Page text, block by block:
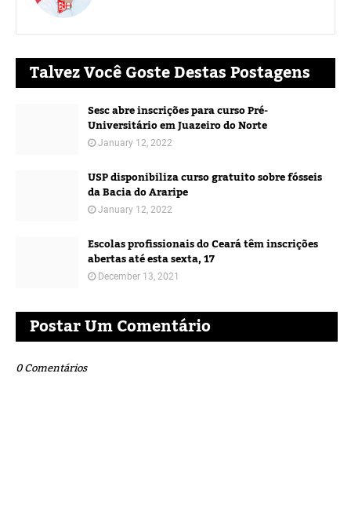
Talvez Você Goste Destas Postagens
Sesc abre inscrições para curso Pré-
Universitário em Juazeiro do Norte
January 12, 2022
USP disponibiliza curso gratuito sobre fósseis
da Bacia do Araripe
January 12, 2022
Escolas profissionais do Ceará têm inscrições
abertas até esta sexta, 17
December 13, 2021
Postar Um Comentário
0 Comentários